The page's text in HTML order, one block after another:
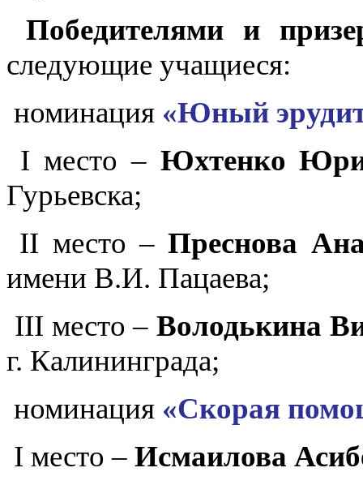
Победителями и
следующие учащиеся:
номинация «Юный
I место –Юхтенко
Гурьевска;
II место –Преснова
имени В.И. Пацаева;
III место – Володькина
г. Калининграда;
номинация «Скорая
I место – Исмаилова